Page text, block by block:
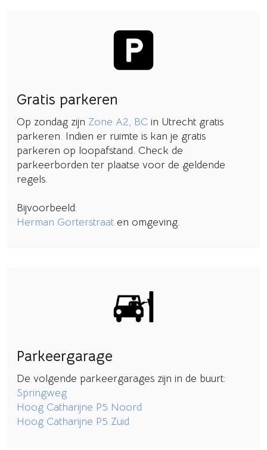
Gratis parkeren
Op zondag zijn Zone A2, BC in Utrecht gratis
parkeren. Indien er ruimte is kan je gratis
parkeren op loopafstand. Check de
parkeerborden ter plaatse voor de geldende
regels.
Bijvoorbeeld:
Herman Gorterstraat en omgeving.
Parkeergarage
De volgende parkeergarages zijn in de buurt:
Springweg
Hoog Catharijne P5 Noord
Hoog Catharijne P5 Zuid